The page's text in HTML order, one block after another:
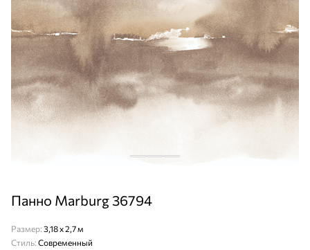
Панно Marburg 36794
Размер: 3,18 х 2,7 м
Стиль: Современный